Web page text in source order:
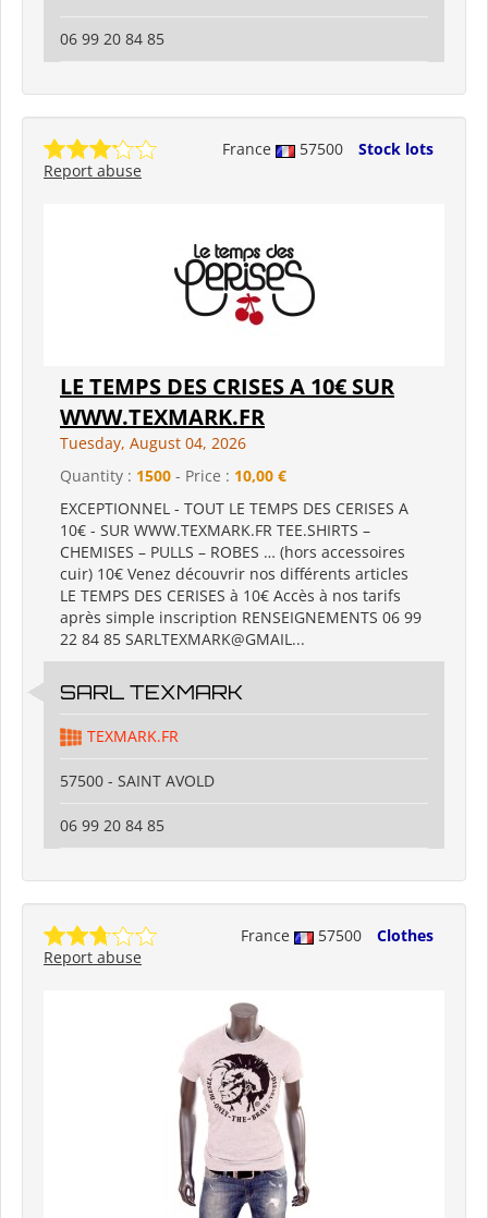
06 99 20 84 85
France 57500
Stock lots
Report abuse
LE TEMPS DES CRISES A 10€ SUR
WWW.TEXMARK.FR
Tuesday, August 04, 2026
Quantity : 1500 - Price : 10,00 €
EXCEPTIONNEL - TOUT LE TEMPS DES CERISES A
10€ - SUR WWW.TEXMARK.FR TEE.SHIRTS –
CHEMISES – PULLS – ROBES … (hors accessoires
cuir) 10€ Venez découvrir nos différents articles
LE TEMPS DES CERISES à 10€ Accès à nos tarifs
après simple inscription RENSEIGNEMENTS 06 99
22 84 85 SARLTEXMARK@GMAIL...
SARL TEXMARK
TEXMARK.FR
57500 - SAINT AVOLD
06 99 20 84 85
France 57500
Clothes
Report abuse